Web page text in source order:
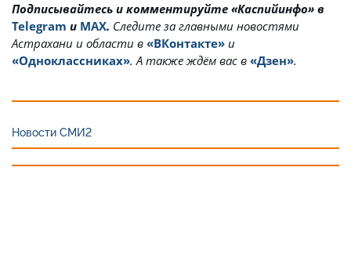
Подписывайтесь и комментируйте «Каспийинфо» в
Telegram и MAX. Cледите за главными новостями
Астрахани и области в «ВКонтакте» и
«Одноклассниках». А также ждём вас в «Дзен».
Новости СМИ2